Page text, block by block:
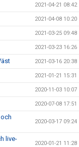
2021-04-21 08:42
2021-04-08 10:20
2021-03-25 09:48
2021-03-23 16:26
2021-03-16 20:38
2021-01-21 15:31
2020-11-03 10:07
2020-07-08 17:51
2020-03-17 09:24
live-
2020-01-21 11:28